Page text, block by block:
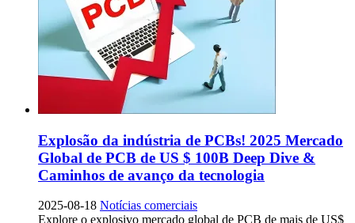
Explosão da indústria de PCBs! 2025 Mercado
Global de PCB de US $ 100B Deep Dive &
Caminhos de avanço da tecnologia
2025-08-18 Notícias comerciais
Explore o explosivo mercado global de PCB de mais de US$